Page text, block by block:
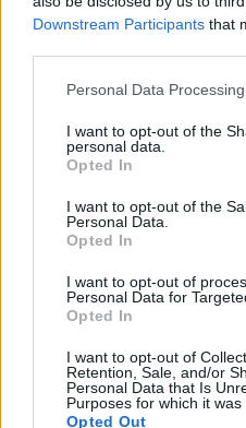
Downstream Participants that
Please note that this website/
not limited to your visit or
grant or deny consent to
use your data for below
consent section.
Personal Data
I want to opt-out of the
personal data.
Opted In
I want to opt-out of the
Personal Data.
Opted In
I want to opt-out of
Personal Data for
Opted In
I want to opt-out of
Retention, Sale, and/or
Personal Data that Is
Purposes for which it was
Opted Out
Az első hónap csak
Már előfizetőnk?
rendelkezik
Szerző